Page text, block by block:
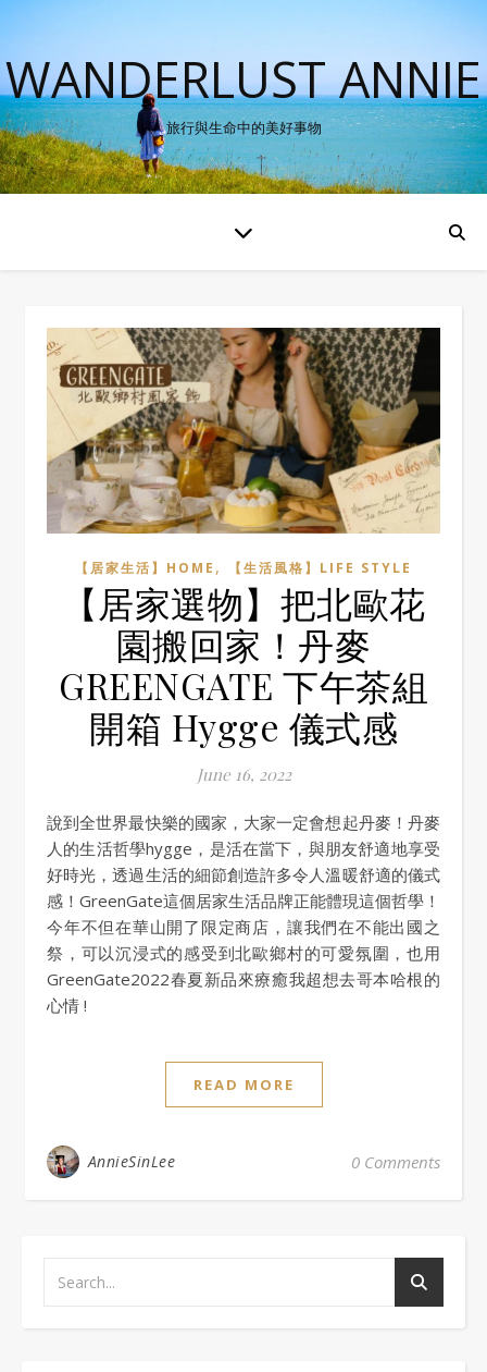
WANDERLUST ANNIE
旅行與生命中的美好事物
【居家生活】HOME , 【生活風格】LIFE STYLE
【居家選物】把北歐花
園搬回家！丹麥
GREENGATE 下午茶組
開箱 Hygge 儀式感
June 16, 2022
說到全世界最快樂的國家，大家一定會想起丹麥！丹麥
人的生活哲學hygge，是活在當下，與朋友舒適地享受
好時光，透過生活的細節創造許多令人溫暖舒適的儀式
感！GreenGate這個居家生活品牌正能體現這個哲學！
今年不但在華山開了限定商店，讓我們在不能出國之
祭，可以沉浸式的感受到北歐鄉村的可愛氛圍，也用
GreenGate2022春夏新品來療癒我超想去哥本哈根的
心情 !
READ MORE
AnnieSinLee 0 Comments